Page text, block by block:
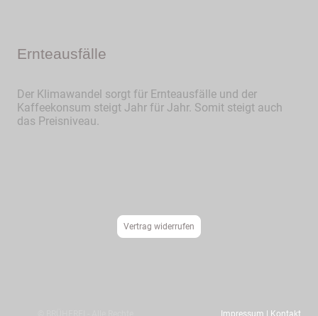
Ernteausfälle
Der Klimawandel sorgt für Ernteausfälle und der
Kaffeekonsum steigt Jahr für Jahr. Somit steigt auch
das Preisniveau.
Vertrag widerrufen